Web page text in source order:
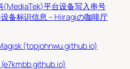
(MediaTek)平台设备写入串号
备标识信息 – Hiiragiの咖啡厅
(topjohnwu.github.io)